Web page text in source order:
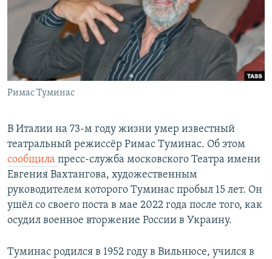
РАСПИСАНИЕ ВЕЩАНИЯ
ПОДПИШИТЕСЬ НА РАССЫЛКУ
СОЦИАЛЬНЫЕ СЕТИ
Все сайты РСЕ/РС
Римас Туминас
В Италии на 73-м году жизни умер известный
театральный режиссёр Римас Туминас. Об этом
сообщила пресс-служба московского Театра имени
Евгения Вахтангова, художественным
руководителем которого Туминас пробыл 15 лет. Он
ушёл со своего поста в мае 2022 года после того, как
осудил военное вторжение России в Украину.
Туминас родился в 1952 году в Вильнюсе, учился в